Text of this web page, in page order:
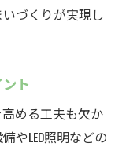
づくりが実現し
ト
める工夫も欠か
やLED照明などの